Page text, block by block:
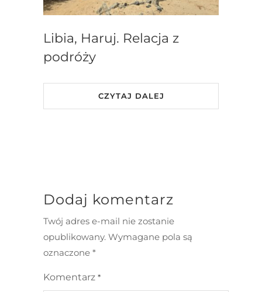
Libia, Haruj. Relacja z
podróży
CZYTAJ DALEJ
Dodaj komentarz
Twój adres e-mail nie zostanie
opublikowany. Wymagane pola są
oznaczone *
Komentarz *